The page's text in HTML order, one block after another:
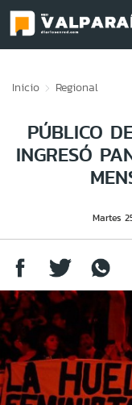
Inicio Regional
PÚBLICO
INGRESÓ
Martes